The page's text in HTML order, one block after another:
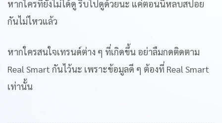
หากใครที่ยังไม่ได้ดู รีบไปดูด้วยนะ แค่ตอนนี้หลบสปอย
กันไม่ไหวแล้ว
หากใครสนใจเทรนด์ต่าง ๆ ที่เกิดขึ้น อย่าลืมกดติดตาม
Real Smart กันไว้นะ เพราะข้อมูลดี ๆ ต้องที่ Real Smart
เท่านั้น